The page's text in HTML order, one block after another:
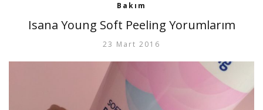
Bakım
Isana Young Soft Peeling Yorumlarım
23 Mart 2016